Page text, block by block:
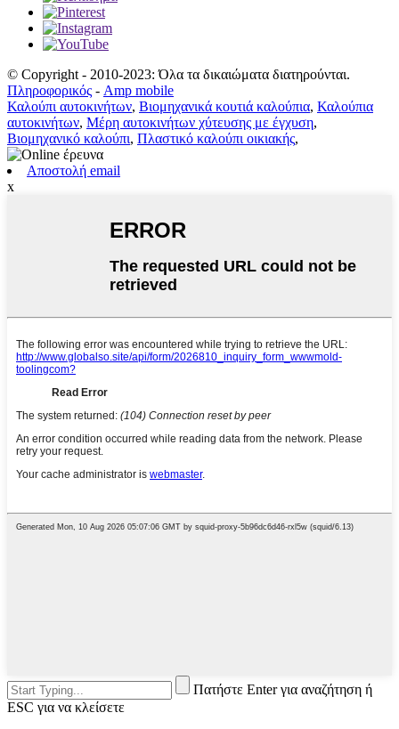
© Copyright - 2010-2023: Όλα τα δικαιώματα διατηρούνται.
Πληροφορικός - Amp mobile
Καλούπι αυτοκινήτων, Βιομηχανικά κουτιά καλούπια, Καλούπια
αυτοκινήτων, Μέρη αυτοκινήτων χύτευσης με έγχυση,
Βιομηχανικό καλούπι, Πλαστικό καλούπι οικιακής,
Αποστολή email
x
Πατήστε Enter για αναζήτηση ή
ESC για να κλείσετε